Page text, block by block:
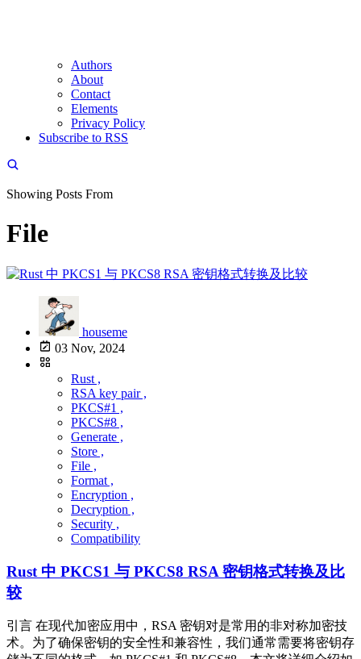
Authors
About
Contact
Elements
Privacy Policy
Subscribe to RSS
Showing Posts From
File
houseme
03 Nov, 2024
Rust ,
RSA key pair ,
PKCS#1 ,
PKCS#8 ,
Generate ,
Store ,
File ,
Format ,
Encryption ,
Decryption ,
Security ,
Compatibility
Rust 中 PKCS1 与 PKCS8 RSA 密钥格式转换及比
较
引言 在现代加密应用中，RSA 密钥对是常用的非对称加密技
术。为了确保密钥的安全性和兼容性，我们通常需要将密钥存